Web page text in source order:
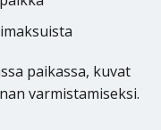
paikassa, kuvat
varmistamiseksi.